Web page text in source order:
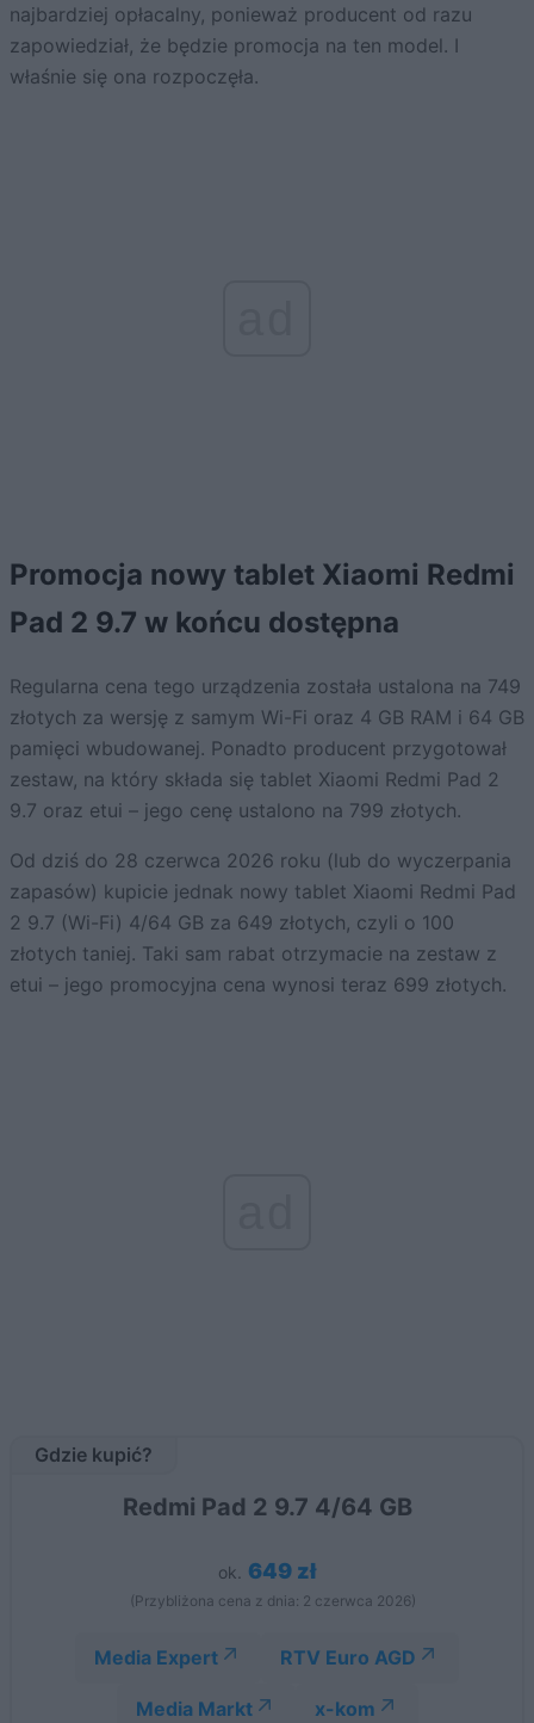
najbardziej opłacalny, ponieważ producent od razu
zapowiedział, że będzie promocja na ten model. I
właśnie się ona rozpoczęła.
Promocja nowy tablet Xiaomi Redmi
Pad 2 9.7 w końcu dostępna
Regularna cena tego urządzenia została ustalona na 749
złotych za wersję z samym Wi-Fi oraz 4 GB RAM i 64 GB
pamięci wbudowanej. Ponadto producent przygotował
zestaw, na który składa się tablet Xiaomi Redmi Pad 2
9.7 oraz etui – jego cenę ustalono na 799 złotych.
Od dziś do 28 czerwca 2026 roku (lub do wyczerpania
zapasów) kupicie jednak nowy tablet Xiaomi Redmi Pad
2 9.7 (Wi-Fi) 4/64 GB za 649 złotych, czyli o 100
złotych taniej. Taki sam rabat otrzymacie na zestaw z
etui – jego promocyjna cena wynosi teraz 699 złotych.
Gdzie kupić?
Redmi Pad 2 9.7 4/64 GB
ok. 649 zł
(Przybliżona cena z dnia: 2 czerwca 2026)
Media Expert RTV Euro AGD
Media Markt x-kom